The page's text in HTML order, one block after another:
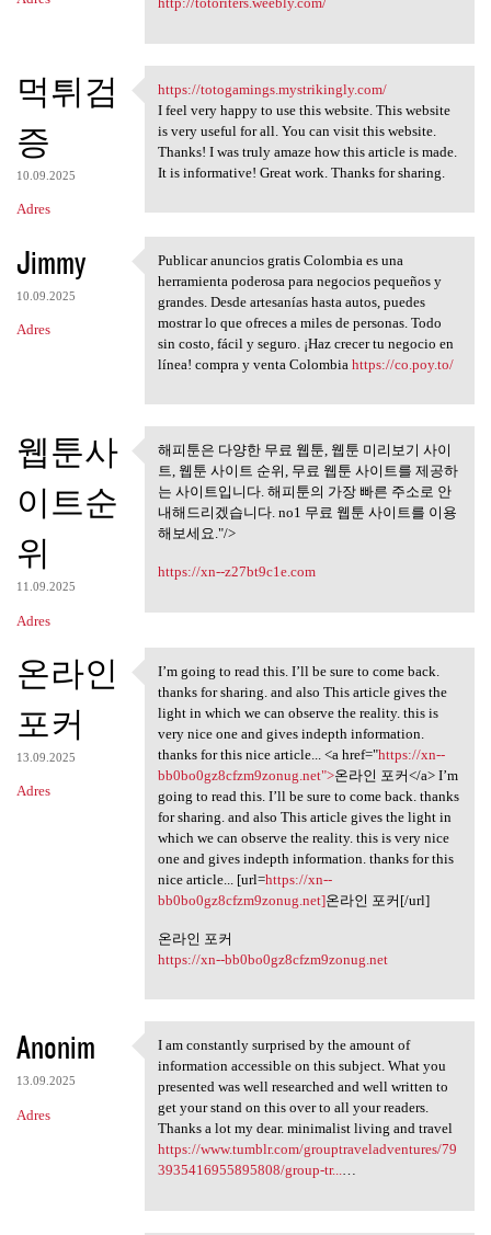
먹튀검
증
10.09.2025
Adres
https://totogamings
https://totogamings.mystrikingly.com/
I feel very happy to use this website. This website
is very useful for all. You can visit this website.
Thanks! I was truly amaze how this article is made.
It is informative! Great work. Thanks for sharing.
Jimmy
10.09.2025
Adres
Publicar anuncios gratis
Publicar anuncios gratis Colombia es una
herramienta poderosa para negocios pequeños y
grandes. Desde artesanías hasta autos, puedes
mostrar lo que ofreces a miles de personas. Todo
sin costo, fácil y seguro. ¡Haz crecer tu negocio en
línea! compra y venta Colombia https://co.poy.to/
웹툰사
이트순
위
11.09.2025
Adres
해피툰은 다양한 무료 웹툰, 웹툰
미리보기 사이트,
해피툰은 다양한 무료 웹툰, 웹툰 미리보기 사이
트, 웹툰 사이트 순위, 무료 웹툰 사이트를 제공하
는 사이트입니다. 해피툰의 가장 빠른 주소로 안
내해드리겠습니다. no1 무료 웹툰 사이트를 이용
해보세요."/>
https://xn--z27bt9c1e.com
온라인
포커
13.09.2025
Adres
I’m going to read this. I’ll
I’m going to read this. I’ll be sure to come back.
thanks for sharing. and also This article gives the
light in which we can observe the reality. this is
very nice one and gives indepth information.
thanks for this nice article... <a href="https://xn--
bb0bo0gz8cfzm9zonug.net">온라인 포커</a> I’m
going to read this. I’ll be sure to come back. thanks
for sharing. and also This article gives the light in
which we can observe the reality. this is very nice
one and gives indepth information. thanks for this
nice article... [url=https://xn--
bb0bo0gz8cfzm9zonug.net]온라인 포커[/url]
온라인 포커
https://xn--bb0bo0gz8cfzm9zonug.net
Anonim
13.09.2025
Adres
I am constantly surprised by
I am constantly surprised by the amount of
information accessible on this subject. What you
presented was well researched and well written to
get your stand on this over to all your readers.
Thanks a lot my dear. minimalist living and travel
https://www.tumblr.com/grouptraveladventures/79
3935416955895808/group-tr...…